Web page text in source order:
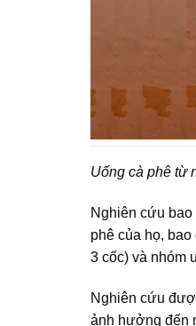
Uống cà phê từ
Nghiên cứu
phê của họ,
3 cốc) và nhóm
Nghiên cứu
ảnh hưởng đến